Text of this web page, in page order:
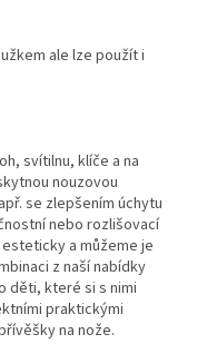
ale lze použít i
svítilnu, klíče a na
nouzovou
se zlepšením úchytu
nebo rozlišovací
a můžeme je
z naší nabídky
děti, které si s nimi
praktickými
na nože.